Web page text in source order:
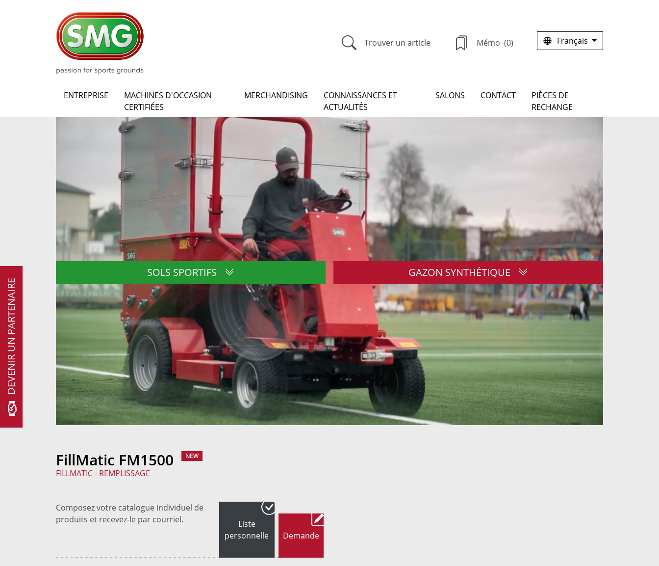
Trouver un article Mémo (0) Français
ENTREPRISE
MACHINES D'OCCASION
CERTIFIÉES
MERCHANDISING
CONNAISSANCES ET
ACTUALITÉS
SALONS CONTACT
PIÈCES DE
RECHANGE
SOLS SPORTIFS GAZON SYNTHÉTIQUE
DEVENIR UN PARTENAIRE
FillMatic FM1500 NEW
FILLMATIC - REMPLISSAGE
Composez votre catalogue individuel de
produits et recevez-le par courriel.
Liste
personnelle
Demande